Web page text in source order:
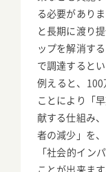
る必要があり
と長期に渡り
ップを解消す
で調達すると
例えると、
ことにより「
献する仕組み
者の減少」を
「社会的イン
ことが出来ま